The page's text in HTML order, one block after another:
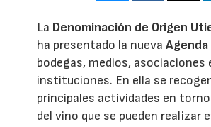
La Denominación de Origen
ha presentado la nueva
bodegas, medios, asociaciones
instituciones. En ella se
principales actividades en
del vino que se pueden realizar